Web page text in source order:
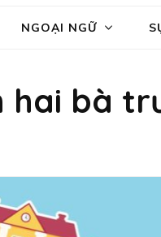
NGOẠI NGỮ
hai bà